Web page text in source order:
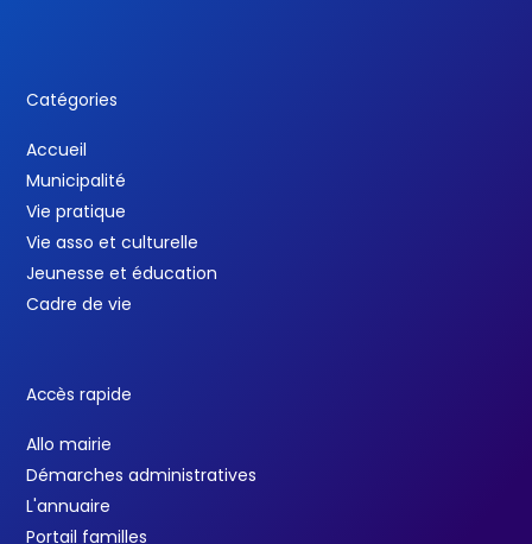
Catégories
Accueil
Municipalité
Vie pratique
Vie asso et culturelle
Jeunesse et éducation
Cadre de vie
Accès rapide
Allo mairie
Démarches administratives
L'annuaire
Portail familles